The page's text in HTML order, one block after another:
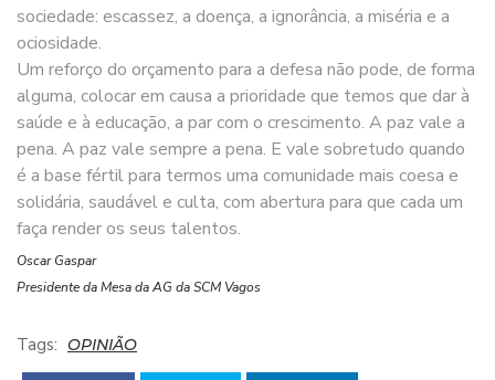
sociedade: escassez, a doença, a ignorância, a miséria e a
ociosidade.
Um reforço do orçamento para a defesa não pode, de forma
alguma, colocar em causa a prioridade que temos que dar à
saúde e à educação, a par com o crescimento. A paz vale a
pena. A paz vale sempre a pena. E vale sobretudo quando
é a base fértil para termos uma comunidade mais coesa e
solidária, saudável e culta, com abertura para que cada um
faça render os seus talentos.
Oscar Gaspar
Presidente da Mesa da AG da SCM Vagos
Tags: OPINIÃO